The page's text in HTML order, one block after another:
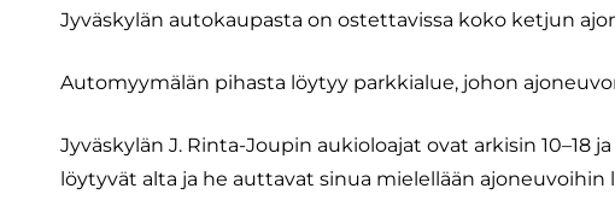
Jyväskylän autokaupasta on ostettavissa koko ketjun
Automyymälän pihasta löytyy parkkialue, johon
Jyväskylän J. Rinta-Joupin aukioloajat ovat arkisin
löytyvät alta ja he auttavat sinua mielellään ajoneuvoihin